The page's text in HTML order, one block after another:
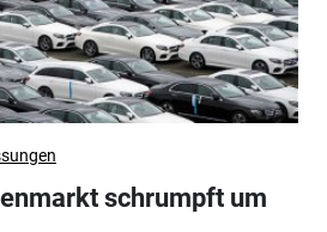
schrumpft um